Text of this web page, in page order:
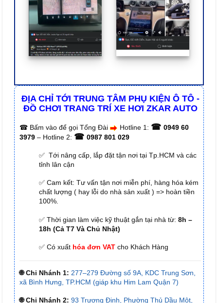
ĐỊA CHỈ TỚI TRUNG TÂM PHỤ KIỆN Ô TÔ -
ĐỒ CHƠI TRANG TRÍ XE HƠI ZKAR AUTO
☎ Bấm vào để gọi Tổng Đài Hotline 1: ☎ 0949 60
3979 – Hotline 2: ☎ 0987 801 029
✅ Tới nâng cấp, lắp đặt tận nơi tại Tp.HCM và các
tỉnh lân cận
✅ Cam kết: Tư vấn tận nơi miễn phí, hàng hóa kém
chất lượng ( hay lỗi do nhà sản xuất ) => hoàn tiền
100%.
✅ Thời gian làm việc kỹ thuật gắn tại nhà từ: 8h –
18h (Cả T7 Và Chủ Nhật)
✅ Có xuất hóa đơn VAT cho Khách Hàng
🌐 Chi Nhánh 1: 277–279 Đường số 9A, KDC Trung Sơn,
xã Bình Hưng, TP.HCM (giáp khu Him Lam Quận 7)
🌐 Chi Nhánh 2: 93 Trương Định, Phường Thủ Dầu Một,